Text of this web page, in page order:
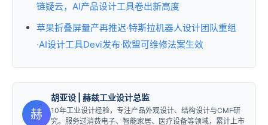
链疑云，AI产品设计工具卷出新高度
苹果折叠屏量产再推迟·特斯拉机器人设计团队重组
·AI设计工具Devi发布·欧盟可维修法案生效
赫
胡亚设 | 赫兹工业设计总监
10年工业设计经验，专注产品外观设计、结构设计与CMF研
究。服务过消费电子、智能家居、医疗设备等领域，累计上市